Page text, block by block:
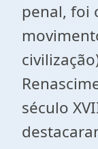
penal, foi
século